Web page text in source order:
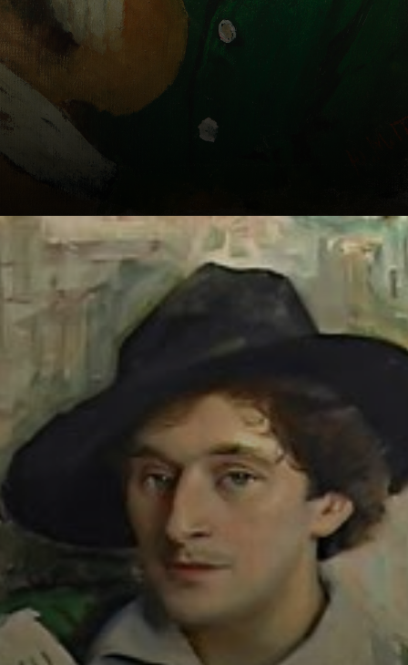
Em 1910, Chagall
se mudou para
Paris, onde se
integrou aos
movimentos
cubista e